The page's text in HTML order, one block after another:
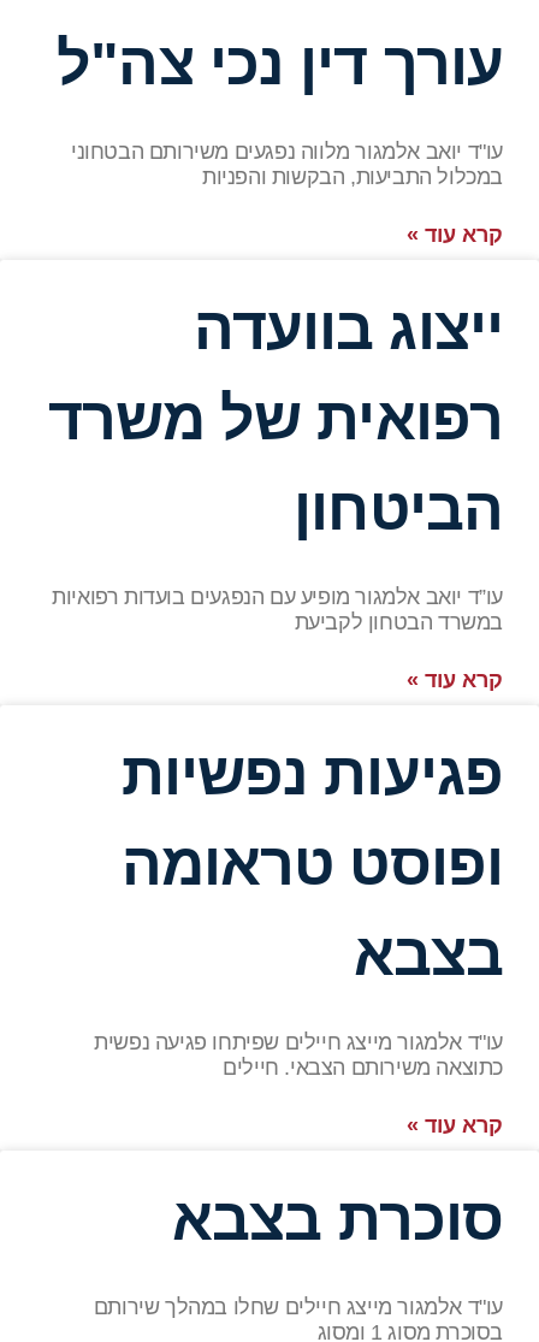
עורך דין נכי צה"ל
עו"ד יואב אלמגור מלווה נפגעים משירותם הבטחוני
במכלול התביעות, הבקשות והפניות
קרא עוד »
ייצוג בוועדה
רפואית של משרד
הביטחון
עו”ד יואב אלמגור מופיע עם הנפגעים בועדות רפואיות
במשרד הבטחון לקביעת
קרא עוד »
פגיעות נפשיות
ופוסט טראומה
בצבא
עו"ד אלמגור מייצג חיילים שפיתחו פגיעה נפשית
כתוצאה משירותם הצבאי. חיילים
קרא עוד »
סוכרת בצבא
עו"ד אלמגור מייצג חיילים שחלו במהלך שירותם
בסוכרת מסוג 1 ומסוג